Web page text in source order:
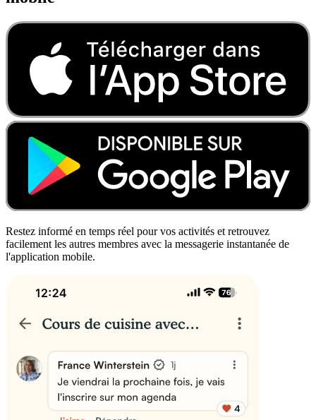
Restez informé en temps réel pour vos activités et retrouvez
facilement les autres membres avec la messagerie instantanée de
l'application mobile.